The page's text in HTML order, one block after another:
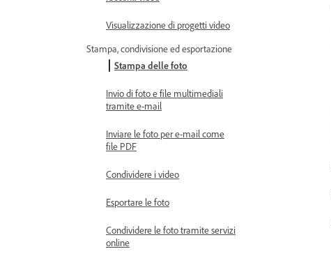
Visualizzazione di progetti video
Stampa, condivisione ed esportazione
Stampa delle foto
Invio di foto e file multimediali
tramite e-mail
Inviare le foto per e-mail come
file PDF
Condividere i video
Esportare le foto
Condividere le foto tramite servizi
online